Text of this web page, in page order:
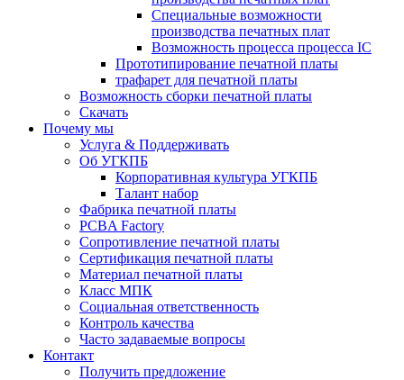
Специальные возможности
производства печатных плат
Возможность процесса процесса IC
Прототипирование печатной платы
трафарет для печатной платы
Возможность сборки печатной платы
Скачать
Почему мы
Услуга & Поддерживать
Об УГКПБ
Корпоративная культура УГКПБ
Талант набор
Фабрика печатной платы
PCBA Factory
Сопротивление печатной платы
Сертификация печатной платы
Материал печатной платы
Класс МПК
Социальная ответственность
Контроль качества
Часто задаваемые вопросы
Контакт
Получить предложение